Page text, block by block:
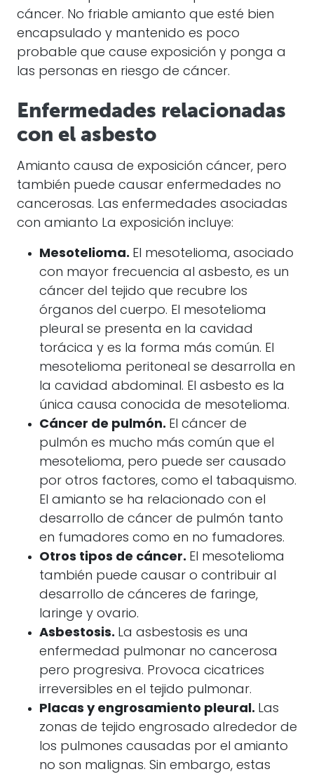
cáncer. No friable amianto que esté bien
encapsulado y mantenido es poco
probable que cause exposición y ponga a
las personas en riesgo de cáncer.
Enfermedades relacionadas
con el asbesto
Amianto causa de exposición cáncer, pero
también puede causar enfermedades no
cancerosas. Las enfermedades asociadas
con amianto La exposición incluye:
Mesotelioma. El mesotelioma, asociado
con mayor frecuencia al asbesto, es un
cáncer del tejido que recubre los
órganos del cuerpo. El mesotelioma
pleural se presenta en la cavidad
torácica y es la forma más común. El
mesotelioma peritoneal se desarrolla en
la cavidad abdominal. El asbesto es la
única causa conocida de mesotelioma.
Cáncer de pulmón. El cáncer de
pulmón es mucho más común que el
mesotelioma, pero puede ser causado
por otros factores, como el tabaquismo.
El amianto se ha relacionado con el
desarrollo de cáncer de pulmón tanto
en fumadores como en no fumadores.
Otros tipos de cáncer. El mesotelioma
también puede causar o contribuir al
desarrollo de cánceres de faringe,
laringe y ovario.
Asbestosis. La asbestosis es una
enfermedad pulmonar no cancerosa
pero progresiva. Provoca cicatrices
irreversibles en el tejido pulmonar.
Placas y engrosamiento pleural. Las
zonas de tejido engrosado alrededor de
los pulmones causadas por el amianto
no son malignas. Sin embargo, estas